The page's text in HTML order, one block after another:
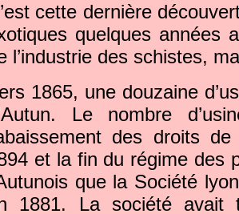
cette dernière
quelques années
l’industrie des schistes,
1865, une douzaine
Le nombre
des droits
et la fin du régime des
que la Société
1881. La société avait